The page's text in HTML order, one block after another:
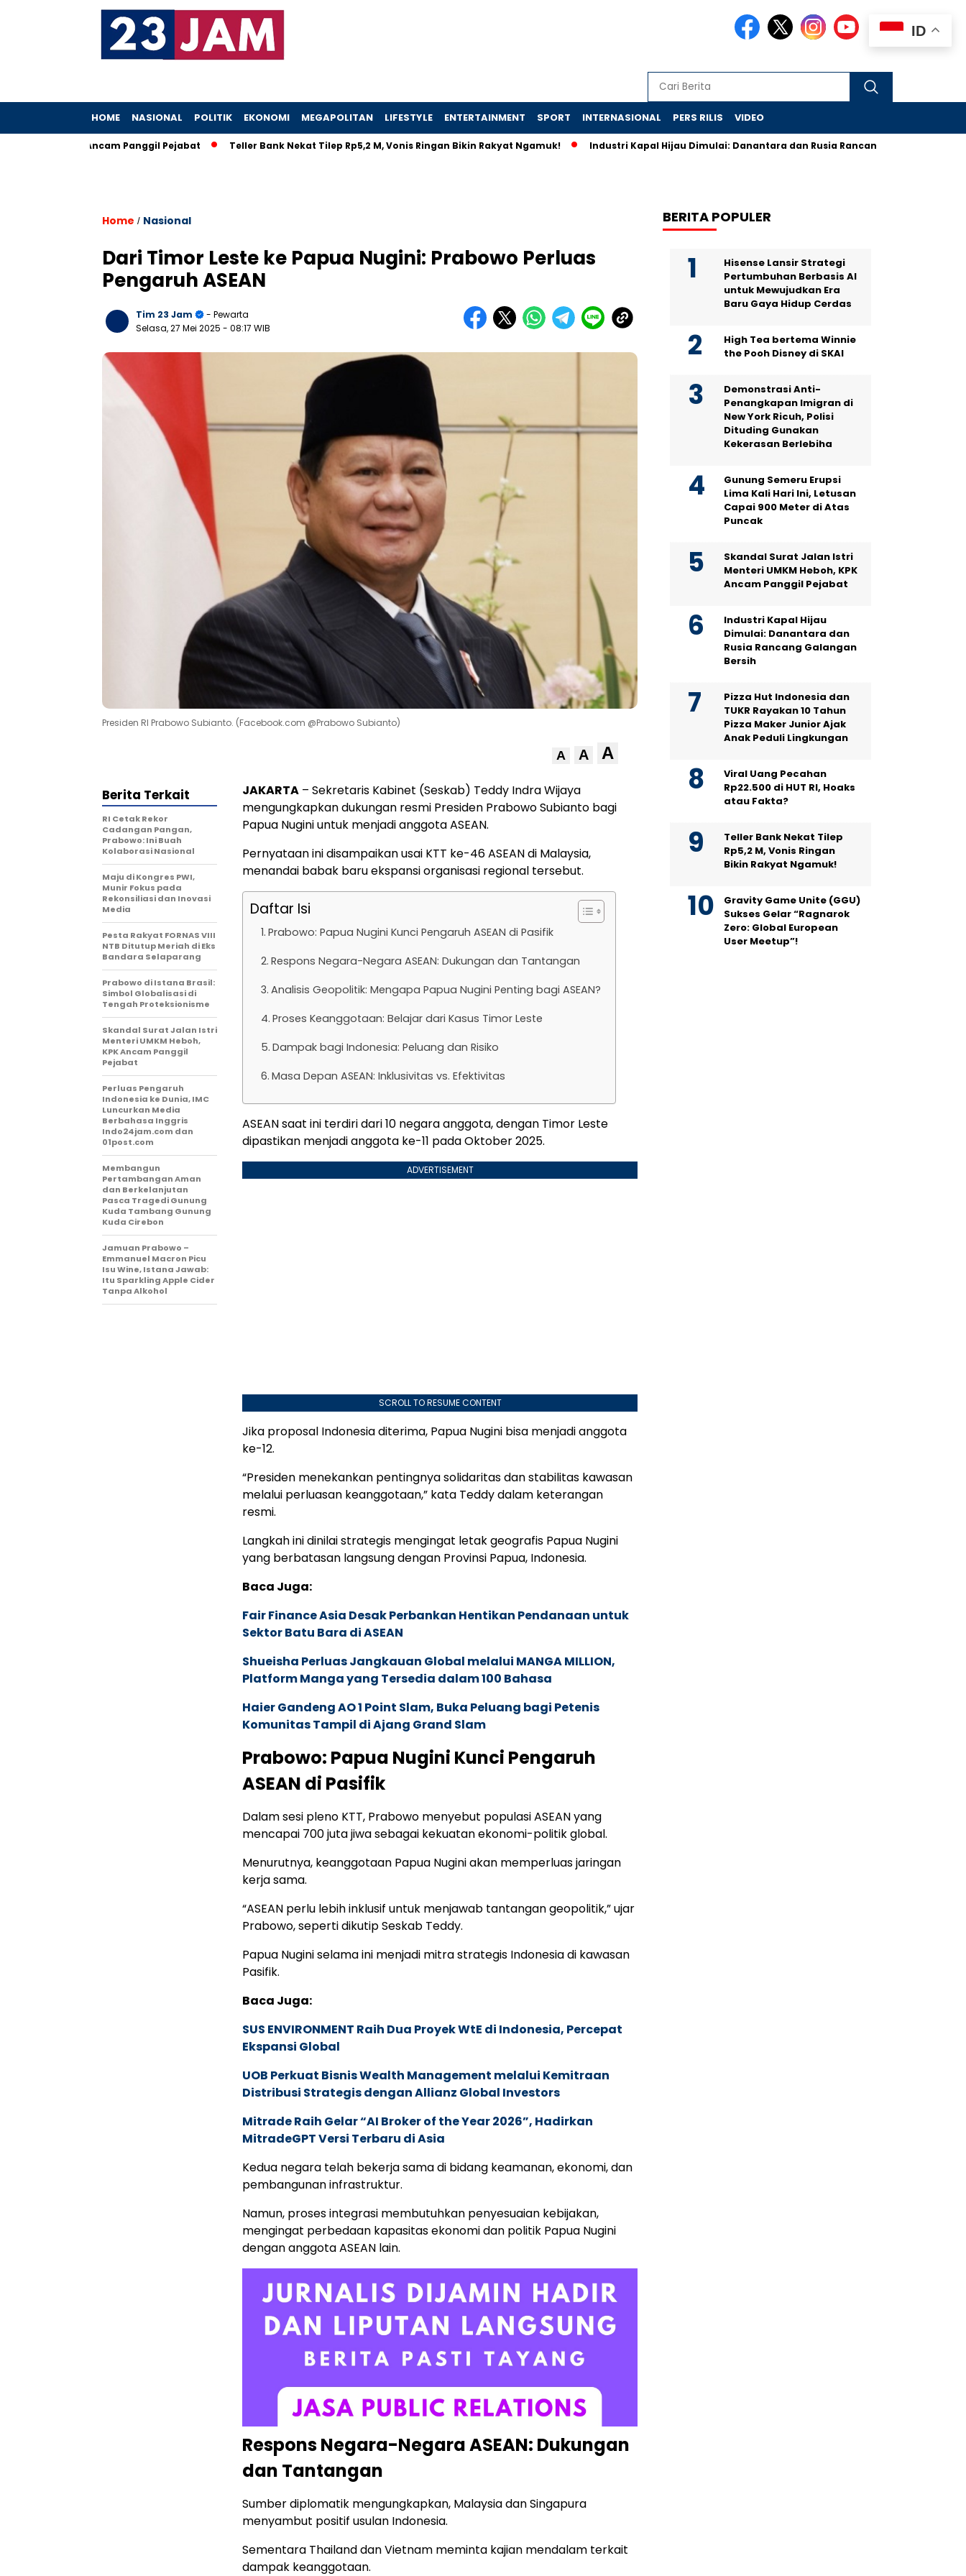
HOME NASIONAL POLITIK EKONOMI MEGAPOLITAN LIFESTYLE ENTERTAINMENT SPORT INTERNASIONAL PERS RILIS VIDEO
KPK Ancam Panggil Pejabat Teller Bank Nekat Tilep Rp5,2 M, Vonis Ringan Bikin Rakyat Ngamuk! Industri Kapal Hijau Dimulai: Danantara dan Rusia Rancang Galangan Bersih
Home / Nasional
Dari Timor Leste ke Papua Nugini: Prabowo Perluas
Pengaruh ASEAN
Tim 23 Jam
- Pewarta
Selasa, 27 Mei 2025 - 08:17 WIB
Presiden RI Prabowo Subianto. (Facebook.com @Prabowo Subianto)
A A A
JAKARTA – Sekretaris Kabinet (Seskab) Teddy Indra Wijaya
mengungkapkan dukungan resmi Presiden Prabowo Subianto bagi
Papua Nugini untuk menjadi anggota ASEAN.
Pernyataan ini disampaikan usai KTT ke-46 ASEAN di Malaysia,
menandai babak baru ekspansi organisasi regional tersebut.
Daftar Isi
Prabowo: Papua Nugini Kunci Pengaruh ASEAN di Pasifik
Respons Negara-Negara ASEAN: Dukungan dan Tantangan
Analisis Geopolitik: Mengapa Papua Nugini Penting bagi ASEAN?
Proses Keanggotaan: Belajar dari Kasus Timor Leste
Dampak bagi Indonesia: Peluang dan Risiko
Masa Depan ASEAN: Inklusivitas vs. Efektivitas
ASEAN saat ini terdiri dari 10 negara anggota, dengan Timor Leste
dipastikan menjadi anggota ke-11 pada Oktober 2025.
ADVERTISEMENT
SCROLL TO RESUME CONTENT
Jika proposal Indonesia diterima, Papua Nugini bisa menjadi anggota
ke-12.
“Presiden menekankan pentingnya solidaritas dan stabilitas kawasan
melalui perluasan keanggotaan,” kata Teddy dalam keterangan
resmi.
Langkah ini dinilai strategis mengingat letak geografis Papua Nugini
yang berbatasan langsung dengan Provinsi Papua, Indonesia.
Baca Juga:
Fair Finance Asia Desak Perbankan Hentikan Pendanaan untuk
Sektor Batu Bara di ASEAN
Shueisha Perluas Jangkauan Global melalui MANGA MILLION,
Platform Manga yang Tersedia dalam 100 Bahasa
Haier Gandeng AO 1 Point Slam, Buka Peluang bagi Petenis
Komunitas Tampil di Ajang Grand Slam
Prabowo: Papua Nugini Kunci Pengaruh
ASEAN di Pasifik
Dalam sesi pleno KTT, Prabowo menyebut populasi ASEAN yang
mencapai 700 juta jiwa sebagai kekuatan ekonomi-politik global.
Menurutnya, keanggotaan Papua Nugini akan memperluas jaringan
kerja sama.
“ASEAN perlu lebih inklusif untuk menjawab tantangan geopolitik,” ujar
Prabowo, seperti dikutip Seskab Teddy.
Papua Nugini selama ini menjadi mitra strategis Indonesia di kawasan
Pasifik.
Baca Juga:
SUS ENVIRONMENT Raih Dua Proyek WtE di Indonesia, Percepat
Ekspansi Global
UOB Perkuat Bisnis Wealth Management melalui Kemitraan
Distribusi Strategis dengan Allianz Global Investors
Mitrade Raih Gelar “AI Broker of the Year 2026”, Hadirkan
MitradeGPT Versi Terbaru di Asia
Kedua negara telah bekerja sama di bidang keamanan, ekonomi, dan
pembangunan infrastruktur.
Namun, proses integrasi membutuhkan penyesuaian kebijakan,
mengingat perbedaan kapasitas ekonomi dan politik Papua Nugini
dengan anggota ASEAN lain.
Respons Negara-Negara ASEAN: Dukungan
dan Tantangan
Sumber diplomatik mengungkapkan, Malaysia dan Singapura
menyambut positif usulan Indonesia.
Sementara Thailand dan Vietnam meminta kajian mendalam terkait
dampak keanggotaan.
Berita Terkait
RI Cetak Rekor
Cadangan Pangan,
Prabowo: Ini Buah
Kolaborasi Nasional
Maju di Kongres PWI,
Munir Fokus pada
Rekonsiliasi dan Inovasi
Media
Pesta Rakyat FORNAS VIII
NTB Ditutup Meriah di Eks
Bandara Selaparang
Prabowo di Istana Brasil:
Simbol Globalisasi di
Tengah Proteksionisme
Skandal Surat Jalan Istri
Menteri UMKM Heboh,
KPK Ancam Panggil
Pejabat
Perluas Pengaruh
Indonesia ke Dunia, IMC
Luncurkan Media
Berbahasa Inggris
Indo24jam.com dan
01post.com
Membangun
Pertambangan Aman
dan Berkelanjutan
Pasca Tragedi Gunung
Kuda Tambang Gunung
Kuda Cirebon
Jamuan Prabowo –
Emmanuel Macron Picu
Isu Wine, Istana Jawab:
Itu Sparkling Apple Cider
Tanpa Alkohol
BERITA POPULER
Hisense Lansir Strategi
Pertumbuhan Berbasis AI
untuk Mewujudkan Era
Baru Gaya Hidup Cerdas
High Tea bertema Winnie
the Pooh Disney di SKAI
Demonstrasi Anti-
Penangkapan Imigran di
New York Ricuh, Polisi
Dituding Gunakan
Kekerasan Berlebiha
Gunung Semeru Erupsi
Lima Kali Hari Ini, Letusan
Capai 900 Meter di Atas
Puncak
Skandal Surat Jalan Istri
Menteri UMKM Heboh, KPK
Ancam Panggil Pejabat
Industri Kapal Hijau
Dimulai: Danantara dan
Rusia Rancang Galangan
Bersih
Pizza Hut Indonesia dan
TUKR Rayakan 10 Tahun
Pizza Maker Junior Ajak
Anak Peduli Lingkungan
Viral Uang Pecahan
Rp22.500 di HUT RI, Hoaks
atau Fakta?
Teller Bank Nekat Tilep
Rp5,2 M, Vonis Ringan
Bikin Rakyat Ngamuk!
Gravity Game Unite (GGU)
Sukses Gelar “Ragnarok
Zero: Global European
User Meetup”!
ID